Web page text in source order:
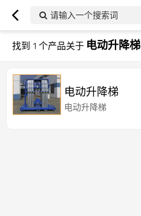
请输入一个搜索词
找到 1 个产品关于 电动升降梯
电动升降梯
电动升降梯